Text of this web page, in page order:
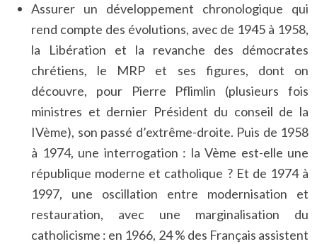
Assurer un développement chronologique qui
rend compte des évolutions, avec de 1945 à 1958,
la Libération et la revanche des démocrates
chrétiens, le MRP et ses figures, dont on
découvre, pour Pierre Pflimlin (plusieurs fois
ministres et dernier Président du conseil de la
IVème), son passé d’extrême-droite. Puis de 1958
à 1974, une interrogation : la Vème est-elle une
république moderne et catholique ? Et de 1974 à
1997, une oscillation entre modernisation et
restauration, avec une marginalisation du
catholicisme : en 1966, 24 % des Français assistent